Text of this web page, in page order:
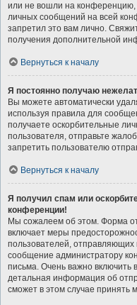
или не вошли на конференцию,
личных сообщений на всей
запретил это вам лично.
получения дополнительной
Вернуться к началу
Я постоянно получаю
Вы можете автоматически
используя правила для
получаете оскорбительные
пользователя, отправьте
запретить пользователю
Вернуться к началу
Я получил спам или
конференции!
Мы сожалеем об этом. Форма
включает меры
пользователей,
сообщение администратору
письма. Очень важно включить
детальная информация об
сможет в этом случае принять